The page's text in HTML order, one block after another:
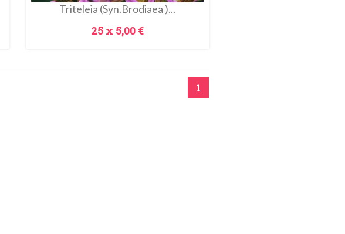
Triteleia (syn.Brodiaea )...
Prezzo
25 x 5,00 €
1